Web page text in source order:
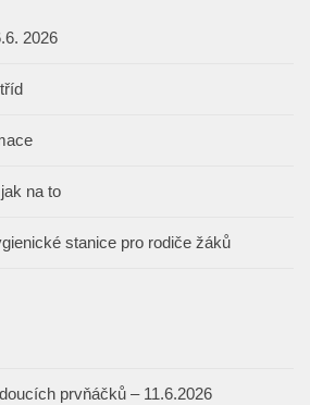
2026
na to
stanice pro rodiče žáků
prvňáčků – 11.6.2026